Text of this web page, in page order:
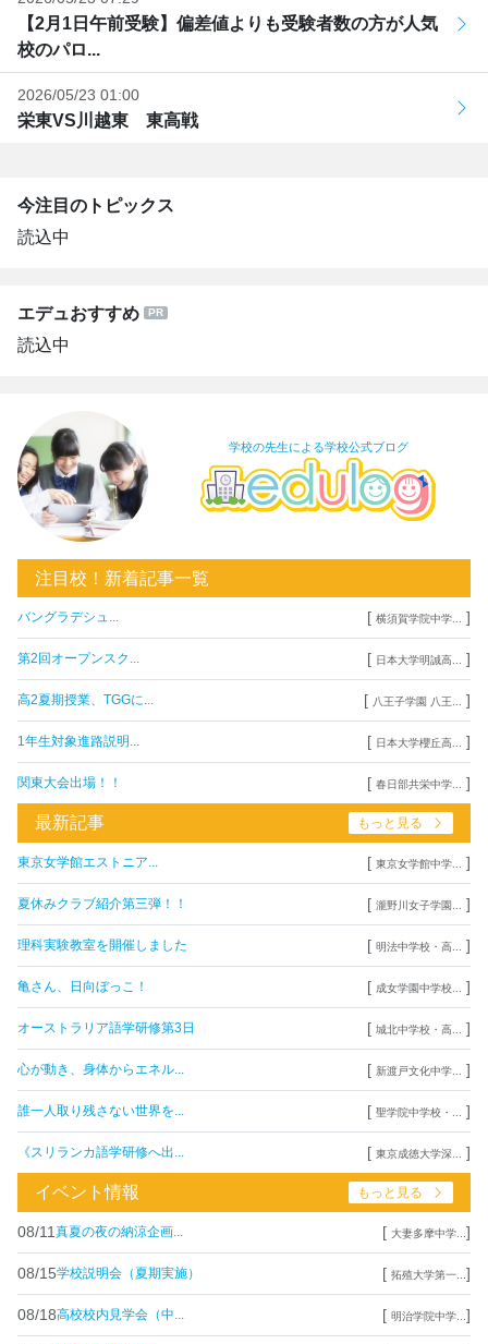
【2月1日午前受験】偏差値よりも受験者数の方が人気
校のパロ...
2026/05/23 01:00
栄東VS川越東 東高戦
今注目のトピックス
読込中
エデュおすすめ
読込中
学校の先生による学校公式ブログ
注目校！新着記事一覧
バングラデシュ... [ 横須賀学院中学... ]
第2回オープンスク... [ 日本大学明誠高... ]
高2夏期授業、TGGに... [ 八王子学園 八王... ]
1年生対象進路説明... [ 日本大学櫻丘高... ]
関東大会出場！！ [ 春日部共栄中学... ]
最新記事 もっと見る
東京女学館エストニア... [ 東京女学館中学... ]
夏休みクラブ紹介第三弾！！ [ 瀧野川女子学園... ]
理科実験教室を開催しました [ 明法中学校・高... ]
亀さん、日向ぼっこ！ [ 成女学園中学校... ]
オーストラリア語学研修第3日 [ 城北中学校・高... ]
心が動き、身体からエネル... [ 新渡戸文化中学... ]
誰一人取り残さない世界を... [ 聖学院中学校・... ]
《スリランカ語学研修へ出... [ 東京成徳大学深... ]
イベント情報 もっと見る
08/11 真夏の夜の納涼企画... [ 大妻多摩中学... ]
08/15学校説明会（夏期実施） [ 拓殖大学第一... ]
08/18高校校内見学会（中... [ 明治学院中学... ]